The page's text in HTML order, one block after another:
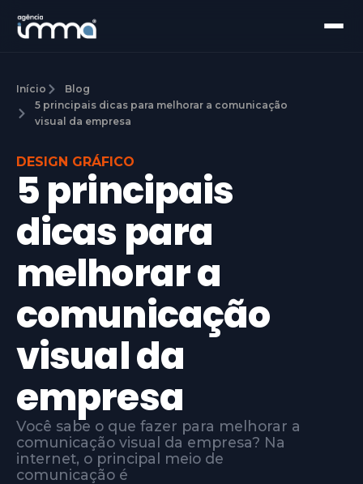
Início
Blog
5 principais dicas para melhorar a comunicação
visual da empresa
DESIGN GRÁFICO
5 principais
dicas para
melhorar a
comunicação
visual da
empresa
Você sabe o que fazer para melhorar a
comunicação visual da empresa? Na
internet, o principal meio de
comunicação é